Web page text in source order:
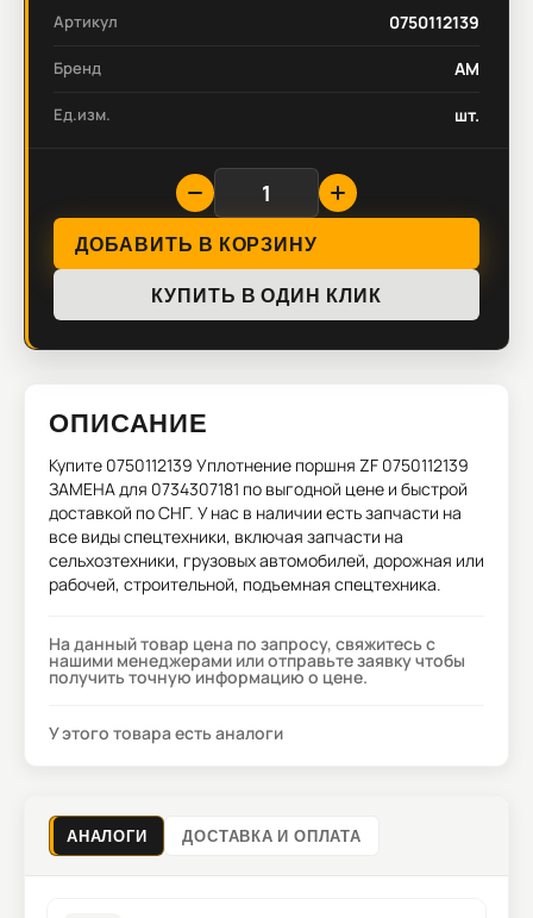
Артикул 0750112139
Бренд AM
Ед.изм. шт.
ДОБАВИТЬ В КОРЗИНУ
КУПИТЬ В ОДИН КЛИК
ОПИСАНИЕ
Купите 0750112139 Уплотнение поршня ZF 0750112139
ЗАМЕНА для 0734307181 по выгодной цене и быстрой
доставкой по СНГ. У нас в наличии есть запчасти на
все виды спецтехники, включая запчасти на
сельхозтехники, грузовых автомобилей, дорожная или
рабочей, строительной, подъемная спецтехника.
На данный товар цена по запросу, свяжитесь с
нашими менеджерами или отправьте заявку чтобы
получить точную информацию о цене.
У этого товара есть аналоги
АНАЛОГИ ДОСТАВКА И ОПЛАТА